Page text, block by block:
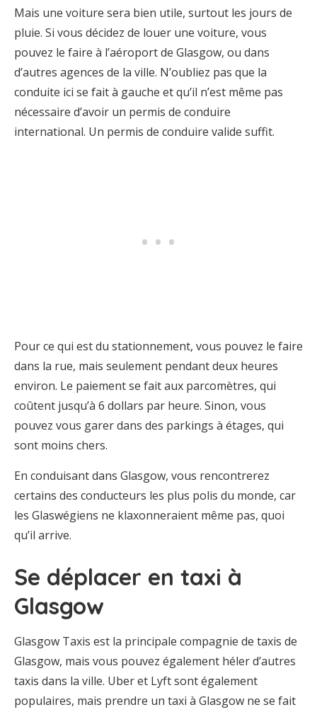
Mais une voiture sera bien utile, surtout les jours de
pluie. Si vous décidez de louer une voiture, vous
pouvez le faire à l’aéroport de Glasgow, ou dans
d’autres agences de la ville. N’oubliez pas que la
conduite ici se fait à gauche et qu’il n’est même pas
nécessaire d’avoir un permis de conduire
international. Un permis de conduire valide suffit.
Pour ce qui est du stationnement, vous pouvez le faire
dans la rue, mais seulement pendant deux heures
environ. Le paiement se fait aux parcomètres, qui
coûtent jusqu’à 6 dollars par heure. Sinon, vous
pouvez vous garer dans des parkings à étages, qui
sont moins chers.
En conduisant dans Glasgow, vous rencontrerez
certains des conducteurs les plus polis du monde, car
les Glaswégiens ne klaxonneraient même pas, quoi
qu’il arrive.
Se déplacer en taxi à
Glasgow
Glasgow Taxis est la principale compagnie de taxis de
Glasgow, mais vous pouvez également héler d’autres
taxis dans la ville. Uber et Lyft sont également
populaires, mais prendre un taxi à Glasgow ne se fait